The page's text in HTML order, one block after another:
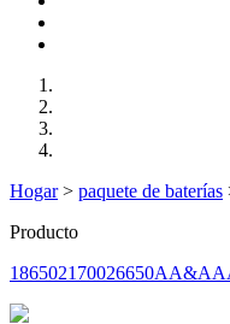
Hogar > paquete de baterías
Producto
186502170026650